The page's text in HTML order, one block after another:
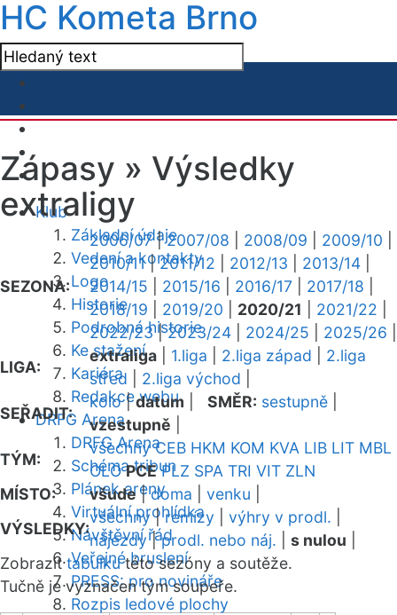
HC Kometa Brno
Klub
Základní údaje
Vedení a kontakty
Logo
Historie
Podrobná historie
Ke stažení
Kariéra
Redakce webu
DRFG Arena
DRFG Arena
Schéma tribun
Plánek areny
Virtuální prohlídka
Návštěvní řád
Veřejné bruslení
PRESS: pro novináře
Rozpis ledové plochy
Zápasy » Výsledky
extraligy
SEZONA:
2006/07|2007/08 2008/09 2009/10
2010/11|2011/12 2012/13 2013/14
2014/15
2015/16 2016/17 2017/18
2018/19
2019/20 2020/21 2021/22
2022/23|2023/24 2024/25 2025/26
LIGA:
extraliga 1.liga 2.liga západ
2.liga
střed
2.liga východ
SEŘADIT:
kolo|datum SMĚR: sestupně
vzestupně
TÝM:
všechny CEB HKM KOM KVA LIB LIT MBL
OLO PCE PLZ SPA TRI VIT ZLN
MÍSTO:
všude|doma venku
VÝSLEDKY:
všechny|remízy výhry v prodl.
nájezdy|prodl. nebo náj. s nulou
Zobrazittabulkutéto sezóny a soutěže.
Tučně je vyznačen tým soupeře.